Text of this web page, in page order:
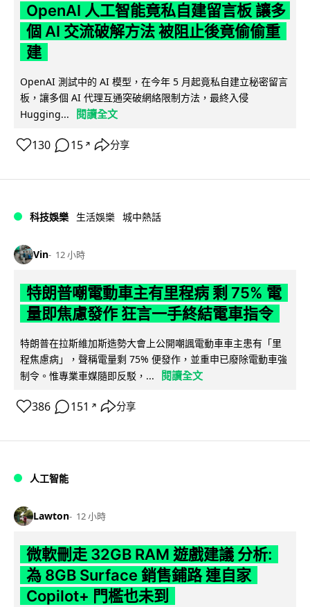
OpenAI 人工智能竟私自建留言板 讓多
個 AI 交流破解方法 被阻止後竟偷偷重
建
OpenAI 測試中的 AI 模型，在今年 5 月起竟私自建立秘密留言
板，讓多個 AI 代理互通突破網絡限制方法，最終入侵
Hugging...
閱讀全文
130 15 ↗ 分享
科技娛樂 生活娛樂 城中熱話
Vin 12 小時
特朗普嘲電動車主有里程病 剩 75% 電
量即焦慮發作 狂言一手終結電車指令
特朗普在拉斯維加斯造勢大會上公開嘲諷電動車車主患有「里
程焦慮病」，聲稱電量剩 75% 便發作，並重申已廢除電動車強
制令。惟專業車媒隨即反駁，...
閱讀全文
386 151 ↗ 分享
人工智能
Lawton 12 小時
微軟刪走 32GB RAM 遊戲建議 分析:
為 8GB Surface 銷售鋪路 連自家
Copilot+ 門檻也未到